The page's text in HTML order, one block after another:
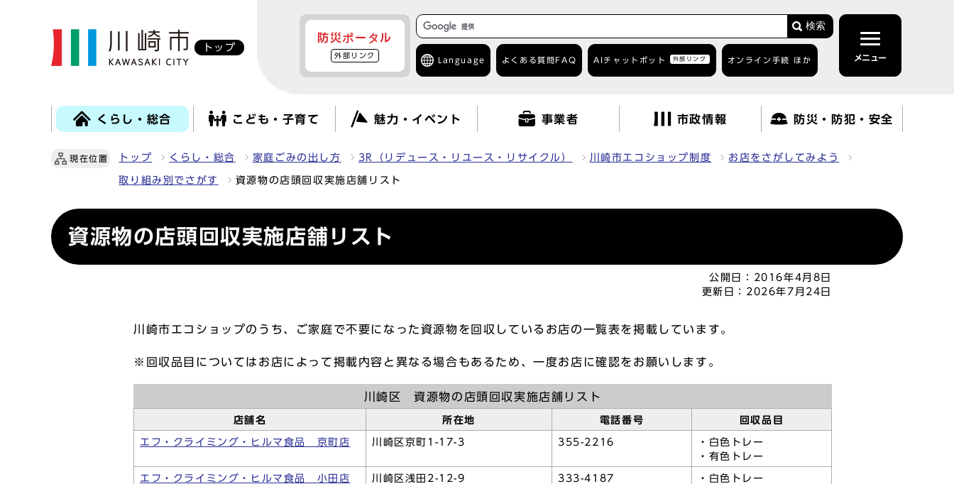
トップ
防災ポータル
外部リンク
検索
Language よくある質問 FAQ AIチャットボット 外部リンク オンライン手続 ほか メニュー
くらし・総合 こども・子育て 魅力・イベント 事業者 市政情報 防災・防犯・安全
現在位置 トップ くらし・総合 家庭ごみの出し方 3R（リデュース・リユース・リサイクル） 川崎市エコショップ制度 お店をさがしてみよう
取り組み別でさがす 資源物の店頭回収実施店舗リスト
資源物の店頭回収実施店舗リスト
公開日：
2016年4月8日
更新日： 2026年7月24日
川崎市エコショップのうち、ご家庭で不要になった資源物を回収しているお店の一覧表を掲載しています。
※回収品目についてはお店によって掲載内容と異なる場合もあるため、一度お店に確認をお願いします。
川崎区 資源物の店頭回収実施店舗リスト
店舗名 所在地 電話番号 回収品目
エフ・クライミング・ヒルマ食品 京町店 川崎区京町1-17-3 355-2216
・白色トレー
・有色トレー
エフ・クライミング・ヒルマ食品 小田店 川崎区浅田2-12-9 333-4187
・白色トレー